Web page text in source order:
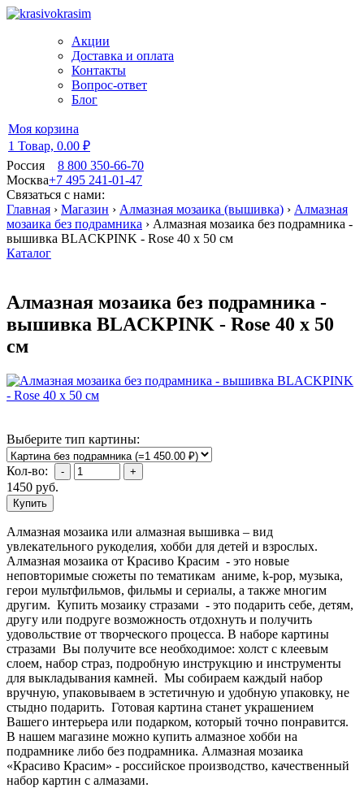
Акции
Доставка и оплата
Контакты
Вопрос-ответ
Блог
Моя корзина
1 Товар, 0.00 ₽
Россия
8 800 350-66-70
Москва+7 495 241-01-47
Связаться с нами:
Главная › Магазин › Алмазная мозаика (вышивка) › Алмазная
мозаика без подрамника › Алмазная мозаика без подрамника -
вышивка BLACKPINK - Rose 40 х 50 см
Каталог
Алмазная мозаика без подрамника -
вышивка BLACKPINK - Rose 40 х 50
см
Выберите тип картины:
Кол-во:
1450 руб.
Алмазная мозаика или алмазная вышивка – вид
увлекательного рукоделия, хобби для детей и взрослых.
Алмазная мозаика от Красиво Красим - это новые
неповторимые сюжеты по тематикам аниме, k-pop, музыка,
герои мультфильмов, фильмы и сериалы, а также многим
другим. Купить мозаику стразами - это подарить себе, детям,
другу или подруге возможность отдохнуть и получить
удовольствие от творческого процесса. В наборе картины
стразами Вы получите все необходимое: холст с клеевым
слоем, набор страз, подробную инструкцию и инструменты
для выкладывания камней. Мы собираем каждый набор
вручную, упаковываем в эстетичную и удобную упаковку, не
стыдно подарить. Готовая картина станет украшением
Вашего интерьера или подарком, который точно понравится.
В нашем магазине можно купить алмазное хобби на
подрамнике либо без подрамника. Алмазная мозаика
«Красиво Красим» - российское производство, качественный
набор картин с алмазами.